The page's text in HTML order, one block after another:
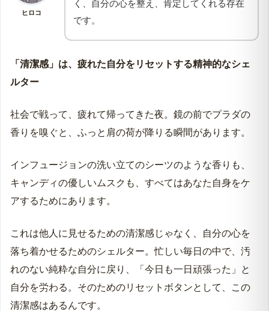
ヒロコ
く、自分の心を整え、肯定してくれる存在
です。
「清潔感」は、疲れた自分をリセットする精神的なシェ
ルター
社会で戦って、疲れて帰ってきた夜。鏡の前でプラダの
香りを嗅ぐと、ふっと肩の荷が降りる瞬間があります。
インフュージョンの洗い立てのシーツのような香りも、
キャンディの優しいムスクも、すべてはあなた自身をケ
アするためにあります。
これは他人に見せるための清潔感じゃなく、自分の心を
落ち着かせるためのシェルター。忙しい毎日の中で、汚
れのない純粋な自分に戻り、「今日も一日頑張った」と
自分を労わる。そのためのリセットボタンとして、この
清潔感はあるんです。